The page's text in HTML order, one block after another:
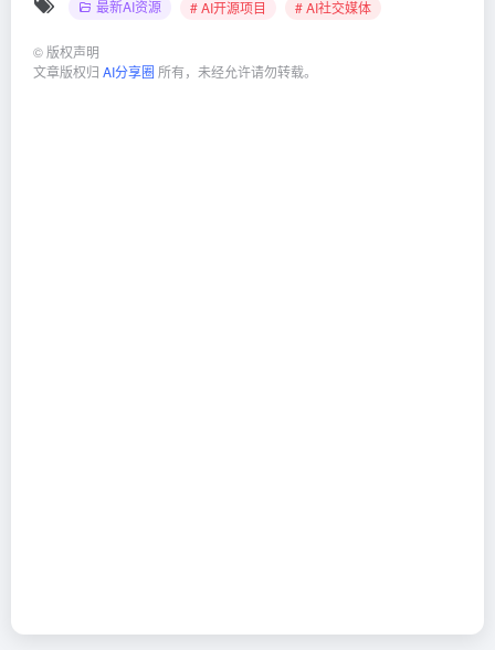
最新AI资源 # AI开源项目 # AI社交媒体
© 版权声明
文章版权归 AI分享圈 所有，未经允许请勿转载。